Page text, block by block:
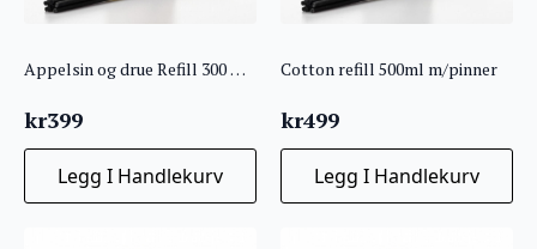
Appelsin og drue Refill 300 ml m/ pinner
kr399
Legg I Handlekurv
Cotton refill 500ml m/pinner
kr499
Legg I Handlekurv